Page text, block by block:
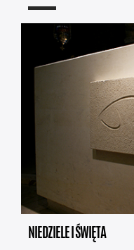
NIEDZIELE I ŚWIĘTA